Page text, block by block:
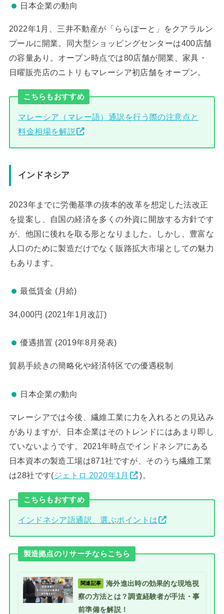
日本企業の動向
2022年1月、三井不動産が「ららぽーと」をクアラルン
プールに開業。同大型ショッピングセンターは400店舗
の容量あり。オープン時点では80店舗が開業、家具・
日曜販売店のニトリもマレーシア初店舗をオープン。
こちらもおすすめ
マレーシア（マレー語）通訳を行う際の注意点と
料金相場を解説
インドネシア
2023年までに労働基準の抜本的改革を想定した法改正
を提案し、自国の経済を多くの外資に開放する方針です
が、他国に後れを取る形となりました。しかし、豊富な
人口のために製造だけでなく販路拡大市場としての魅力
もあります。
最低賃金 (月給)
34,000円 (2021年1月改訂)
優遇措置 (2019年8月発表)
貿易手続きの簡略化や経済特区での優遇税制
日本企業の動向
マレーシアでは今後、繊維工業に力を入れるとの見込み
がありますが、日本企業はそのトレンドにはあまり即し
ていないようです。2021年時点でインドネシアにある
日本資本の製造工場は871社ですが、そのうち繊維工業
は28社です(ジェトロ 2020年1月 )。
こちらもおすすめ
インドネシア語通訳、選ぶポイントは
製造拠点のリサーチならこちら
関連記事
海外進出時の効果的な現地視
察の方法とは？調査経験者が手法・事
前準備を解説！